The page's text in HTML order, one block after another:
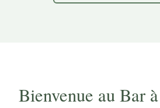
Bienvenue au Bar